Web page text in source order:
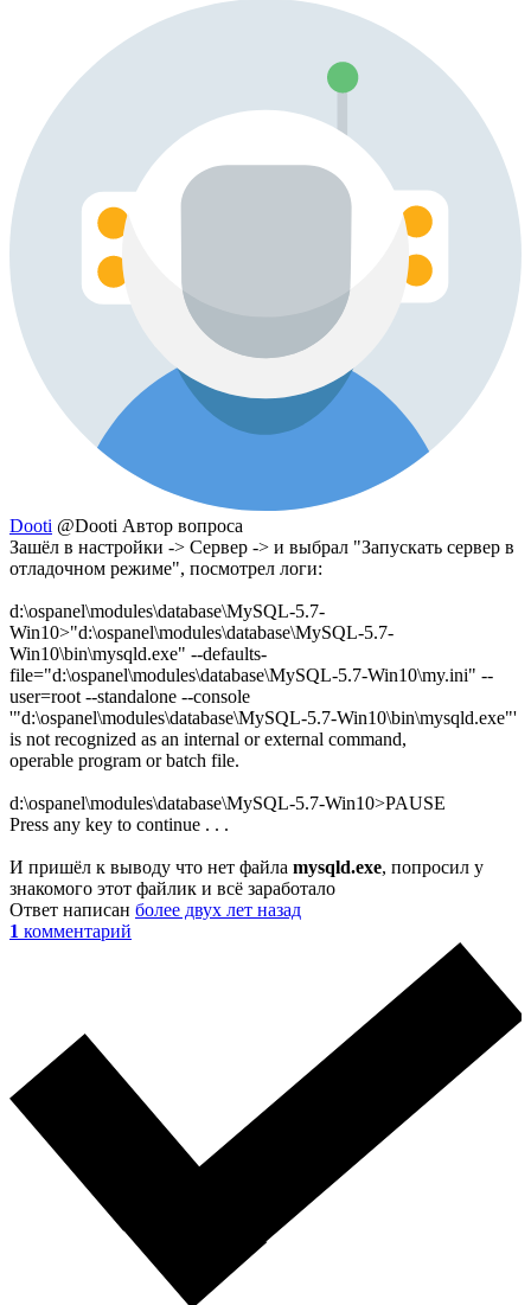
Dooti @Dooti Автор вопроса
Зашёл в настройки -> Сервер -> и выбрал "Запускать сервер в
отладочном режиме", посмотрел логи:
d:\ospanel\modules\database\MySQL-5.7-
Win10>"d:\ospanel\modules\database\MySQL-5.7-
Win10\bin\mysqld.exe" --defaults-
file="d:\ospanel\modules\database\MySQL-5.7-Win10\my.ini" --
user=root --standalone --console
'"d:\ospanel\modules\database\MySQL-5.7-Win10\bin\mysqld.exe"'
is not recognized as an internal or external command,
operable program or batch file.
d:\ospanel\modules\database\MySQL-5.7-Win10>PAUSE
Press any key to continue . . .
И пришёл к выводу что нет файла mysqld.exe, попросил у
знакомого этот файлик и всё заработало
Ответ написан более двух лет назад
1 комментарий